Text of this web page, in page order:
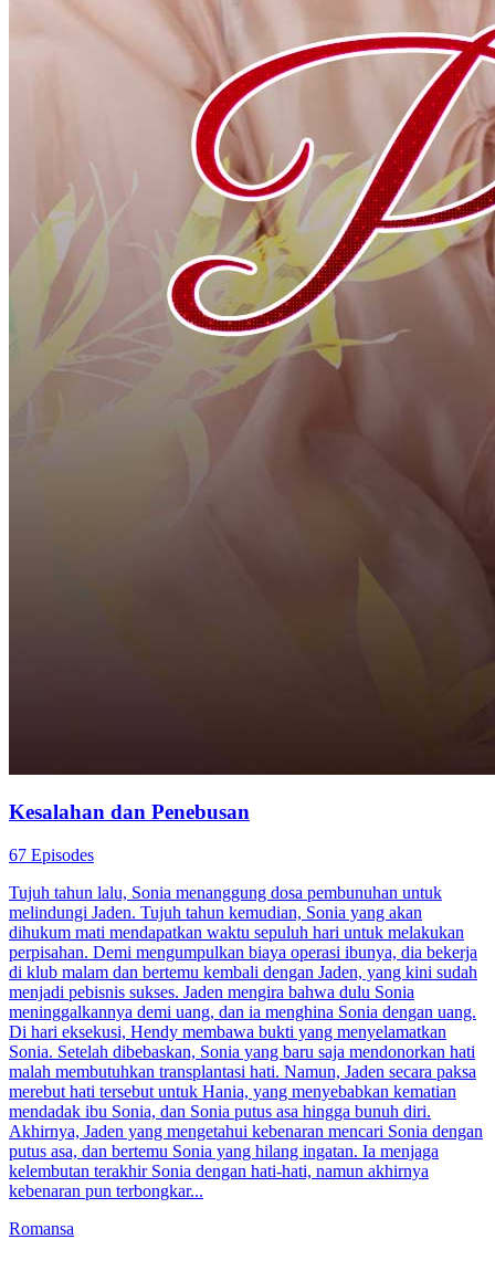
Kesalahan dan Penebusan
67 Episodes
Tujuh tahun lalu, Sonia menanggung dosa pembunuhan untuk
melindungi Jaden. Tujuh tahun kemudian, Sonia yang akan
dihukum mati mendapatkan waktu sepuluh hari untuk melakukan
perpisahan. Demi mengumpulkan biaya operasi ibunya, dia bekerja
di klub malam dan bertemu kembali dengan Jaden, yang kini sudah
menjadi pebisnis sukses. Jaden mengira bahwa dulu Sonia
meninggalkannya demi uang, dan ia menghina Sonia dengan uang.
Di hari eksekusi, Hendy membawa bukti yang menyelamatkan
Sonia. Setelah dibebaskan, Sonia yang baru saja mendonorkan hati
malah membutuhkan transplantasi hati. Namun, Jaden secara paksa
merebut hati tersebut untuk Hania, yang menyebabkan kematian
mendadak ibu Sonia, dan Sonia putus asa hingga bunuh diri.
Akhirnya, Jaden yang mengetahui kebenaran mencari Sonia dengan
putus asa, dan bertemu Sonia yang hilang ingatan. Ia menjaga
kelembutan terakhir Sonia dengan hati-hati, namun akhirnya
kebenaran pun terbongkar...
Romansa